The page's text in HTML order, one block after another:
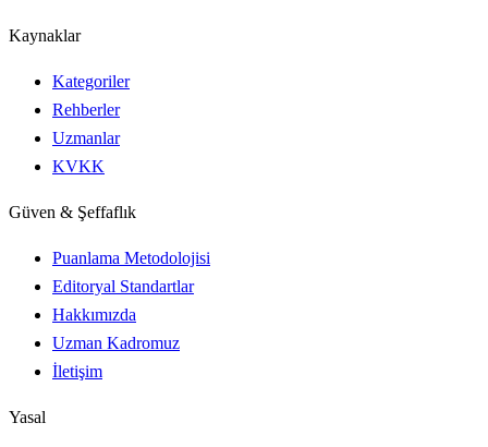
Kaynaklar
Kategoriler
Rehberler
Uzmanlar
KVKK
Güven & Şeffaflık
Puanlama Metodolojisi
Editoryal Standartlar
Hakkımızda
Uzman Kadromuz
İletişim
Yasal